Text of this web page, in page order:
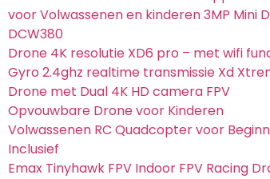
voor Volwassenen en kinderen 3MP Mini
DCW380
Drone 4K resolutie XD6 pro – met wifi
Gyro 2.4ghz realtime transmissie Xd
Drone met Dual 4K HD camera FPV
Opvouwbare Drone voor Kinderen
Volwassenen RC Quadcopter voor
Inclusief
Emax Tinyhawk FPV Indoor FPV Racing